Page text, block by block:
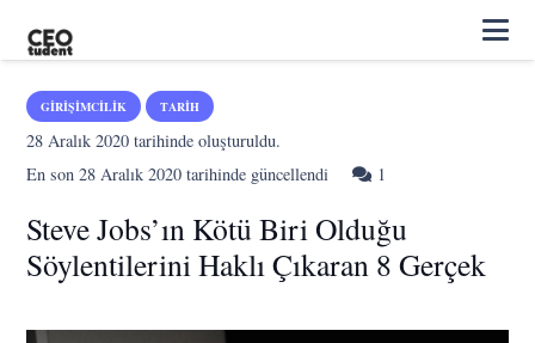
GIRIŞIMCILIK TARIH
28 Aralık 2020 tarihinde oluşturuldu.
En son28 Aralık 2020 tarihinde güncellendi 1
Steve Jobs’ın Kötü Biri Olduğu
Söylentilerini Haklı Çıkaran 8 Gerçek